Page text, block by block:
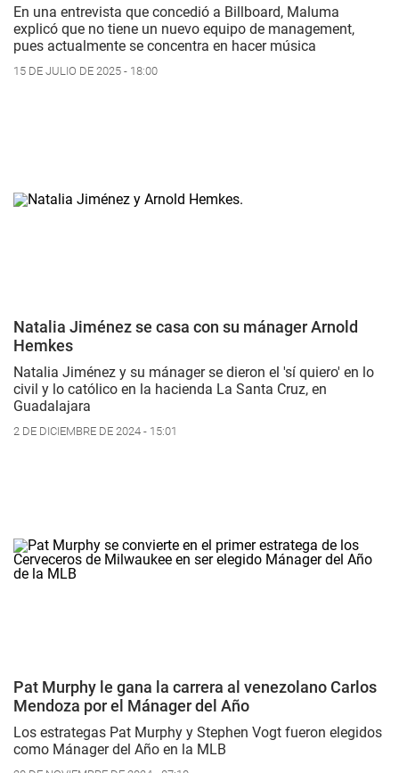
En una entrevista que concedió a Billboard, Maluma
explicó que no tiene un nuevo equipo de management,
pues actualmente se concentra en hacer música
15 DE JULIO DE 2025 - 18:00
Natalia Jiménez se casa con su mánager Arnold
Hemkes
Natalia Jiménez y su mánager se dieron el 'sí quiero' en lo
civil y lo católico en la hacienda La Santa Cruz, en
Guadalajara
2 DE DICIEMBRE DE 2024 - 15:01
Pat Murphy le gana la carrera al venezolano Carlos
Mendoza por el Mánager del Año
Los estrategas Pat Murphy y Stephen Vogt fueron elegidos
como Mánager del Año en la MLB